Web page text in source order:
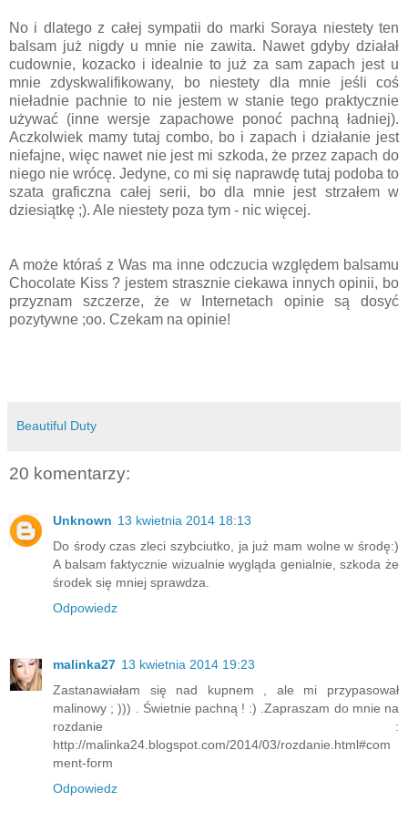
No i dlatego z całej sympatii do marki Soraya niestety ten
balsam już nigdy u mnie nie zawita. Nawet gdyby działał
cudownie, kozacko i idealnie to już za sam zapach jest u
mnie zdyskwalifikowany, bo niestety dla mnie jeśli coś
nieładnie pachnie to nie jestem w stanie tego praktycznie
używać (inne wersje zapachowe ponoć pachną ładniej).
Aczkolwiek mamy tutaj combo, bo i zapach i działanie jest
niefajne, więc nawet nie jest mi szkoda, że przez zapach do
niego nie wrócę. Jedyne, co mi się naprawdę tutaj podoba to
szata graficzna całej serii, bo dla mnie jest strzałem w
dziesiątkę ;). Ale niestety poza tym - nic więcej.
A może któraś z Was ma inne odczucia względem balsamu
Chocolate Kiss ? jestem strasznie ciekawa innych opinii, bo
przyznam szczerze, że w Internetach opinie są dosyć
pozytywne ;oo. Czekam na opinie!
Beautiful Duty
20 komentarzy:
Unknown 13 kwietnia 2014 18:13
Do środy czas zleci szybciutko, ja już mam wolne w środę:)
A balsam faktycznie wizualnie wygląda genialnie, szkoda że
środek się mniej sprawdza.
Odpowiedz
malinka27 13 kwietnia 2014 19:23
Zastanawiałam się nad kupnem , ale mi przypasował
malinowy ; ))) . Świetnie pachną ! :) .Zapraszam do mnie na
rozdanie :
http://malinka24.blogspot.com/2014/03/rozdanie.html#com
ment-form
Odpowiedz